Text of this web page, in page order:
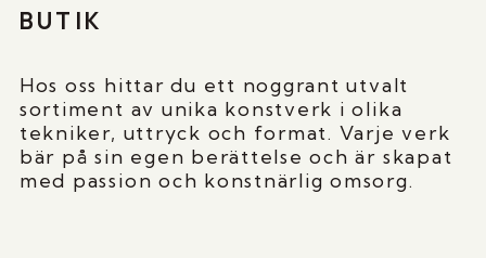
BUTIK
Hos oss hittar du ett noggrant utvalt
sortiment av unika konstverk i olika
tekniker, uttryck och format. Varje verk
bär på sin egen berättelse och är skapat
med passion och konstnärlig omsorg.